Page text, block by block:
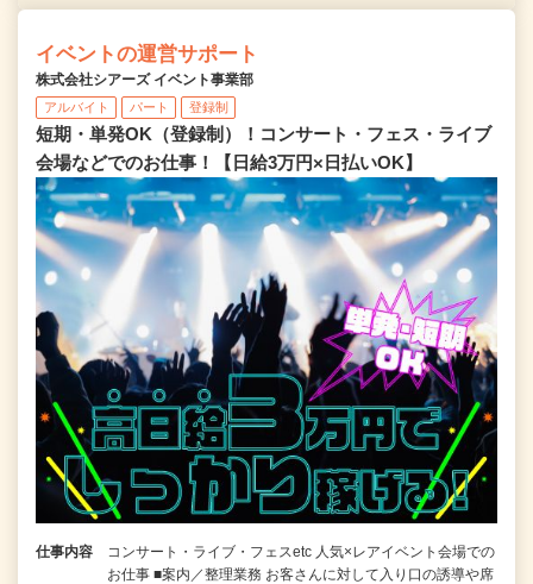
イベントの運営サポート
株式会社シアーズ イベント事業部
アルバイト パート 登録制
短期・単発OK（登録制）！コンサート・フェス・ライブ
会場などでのお仕事！【日給3万円×日払いOK】
仕事内容
コンサート・ライブ・フェスetc 人気×レアイベント会場での
お仕事 ■案内／整理業務 お客さんに対して入り口の誘導や席